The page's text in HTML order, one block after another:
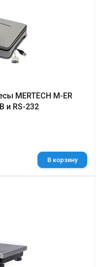
MERTECH M-ER
и RS-232
В корзину